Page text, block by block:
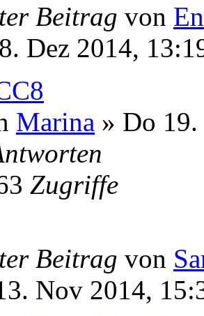
Beitrag von
Dez 2014,
Marina » Do
Zugriffe
Beitrag von
Nov 2014,